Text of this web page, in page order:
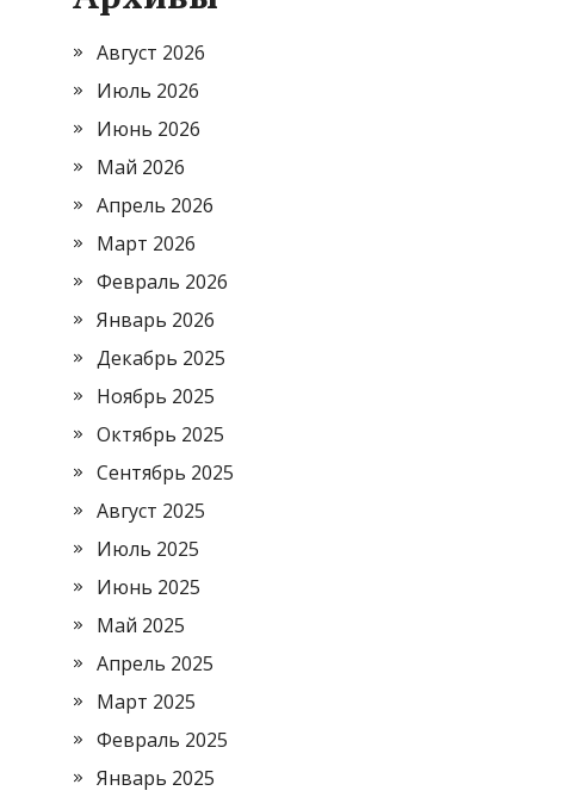
Август 2026
Июль 2026
Июнь 2026
Май 2026
Апрель 2026
Март 2026
Февраль 2026
Январь 2026
Декабрь 2025
Ноябрь 2025
Октябрь 2025
Сентябрь 2025
Август 2025
Июль 2025
Июнь 2025
Май 2025
Апрель 2025
Март 2025
Февраль 2025
Январь 2025